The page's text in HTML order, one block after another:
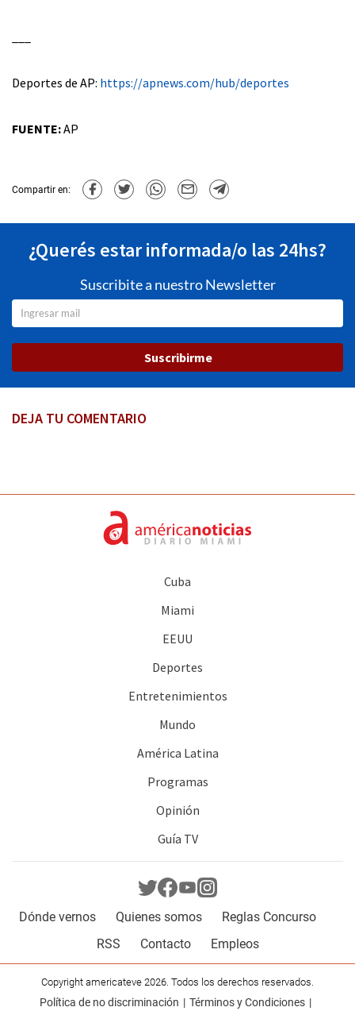
Deportes de AP: https://apnews.com/hub/deportes
FUENTE:AP
Compartir en:
¿Querés estar informada/o las 24hs?
Suscribite a nuestro Newsletter
Suscribirme
DEJA TU COMENTARIO
Cuba
Miami
EEUU
Deportes
Entretenimientos
Mundo
América Latina
Programas
Opinión
Guía TV
Dónde vernos Quienes somos
Reglas Concurso
RSS
Contacto Empleos
Copyright americateve 2026. Todos los derechos reservados.
Política de no discriminación Términos y Condiciones